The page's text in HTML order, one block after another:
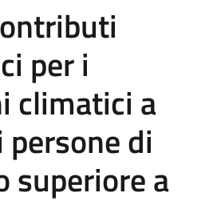
per i
climatici a
di
superiore a